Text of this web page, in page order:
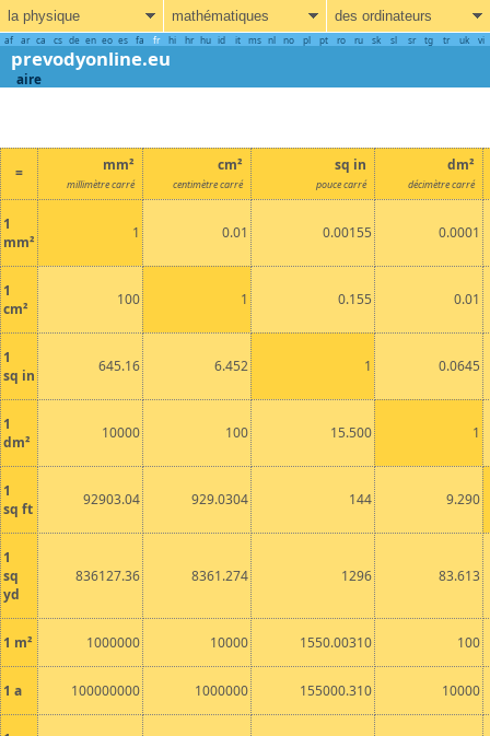
la physique mathématiques des ordinateurs
af ar ca cs de en eo es fa fr hi hr hu id it ms nl no pl pt ro ru sk sl sr tg tr uk vi
prevodyonline.eu
aire
= mm²
millimètre carré
cm²
centimètre carré
sq in
pouce carré
dm²
décimètre carré
1
mm²
1 0.01 0.00155 0.0001
1
cm²
100 1 0.155 0.01
1
sq in
645.16 6.452 1 0.0645
1
dm²
10000 100 15.500 1
1
sq ft
92903.04 929.0304 144 9.290
1
sq
yd
836127.36 8361.274 1296 83.613
1 m² 1000000 10000 1550.00310 100
1 a 100000000 1000000 155000.310 10000